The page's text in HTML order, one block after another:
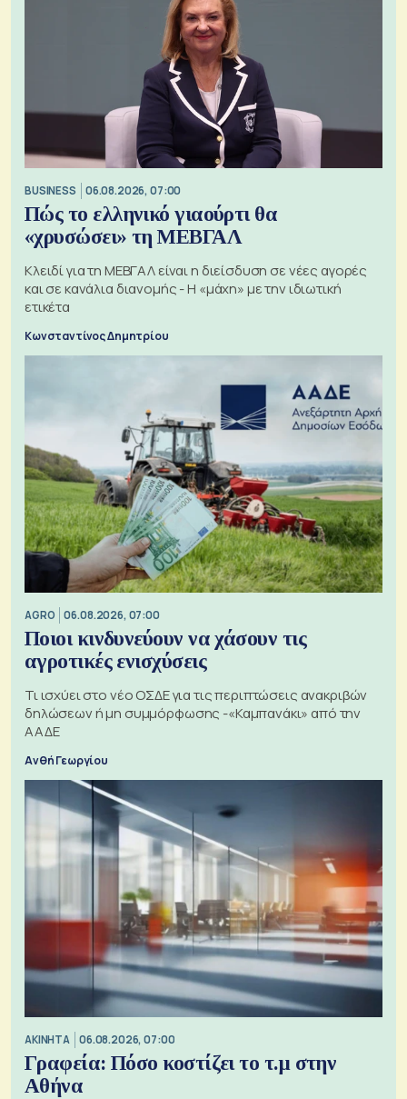
BUSINESS 06.08.2026, 07:00
Πώς το ελληνικό γιαούρτι θα
«χρυσώσει» τη ΜΕΒΓΑΛ
Κλειδί για τη ΜΕΒΓΑΛ είναι η διείσδυση σε νέες αγορές
και σε κανάλια διανομής - Η «μάχη» με την ιδιωτική
ετικέτα
Κωνσταντίνος Δημητρίου
AGRO 06.08.2026, 07:00
Ποιοι κινδυνεύουν να χάσουν τις
αγροτικές ενισχύσεις
Τι ισχύει στο νέο ΟΣΔΕ για τις περιπτώσεις ανακριβών
δηλώσεων ή μη συμμόρφωσης -«Καμπανάκι» από την
ΑΑΔΕ
Ανθή Γεωργίου
ΑΚΙΝΗΤΑ 06.08.2026, 07:00
Γραφεία: Πόσο κοστίζει το τ.μ στην
Αθήνα